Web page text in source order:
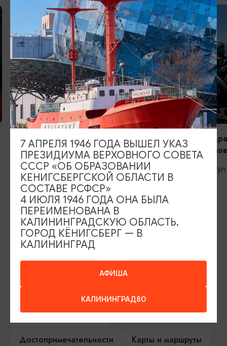
ЭКСТРИМ
Траектория стрел
Калининград, ул. Фрунзе, 28 (этаж
цокольный)
ЭКСТРИМ
Сила в
квадроциклов
Ладушкин,
ИЩИТЕ ТАКЖЕ НА НАШЕМ САЙТЕ
Серебряное ожерелье
Афиша мероприятий
Гиды и экскурсоводы
Достопримечательности
Карты и маршруты
АФИША
КАЛИНИНГРАД80
7 АПРЕЛЯ 1946 ГОДА ВЫШЕЛ УКАЗ
ПРЕЗИДИУМА ВЕРХОВНОГО СОВЕТА
СССР «ОБ ОБРАЗОВАНИИ
КЕНИГСБЕРГСКОЙ ОБЛАСТИ В
СОСТАВЕ РСФСР»
4 ИЮЛЯ 1946 ГОДА ОНА БЫЛА
ПЕРЕИМЕНОВАНА В
КАЛИНИНГРАДСКУЮ ОБЛАСТЬ,
ГОРОД КЁНИГСБЕРГ — В
КАЛИНИНГРАД